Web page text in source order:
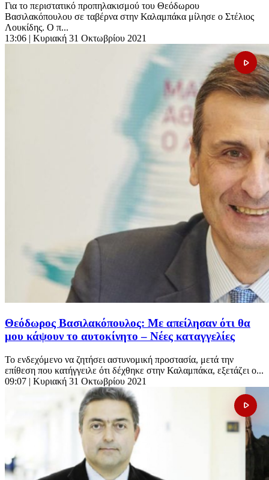
Για το περιστατικό προπηλακισμού του Θεόδωρου
Βασιλακόπουλου σε ταβέρνα στην Καλαμπάκα μίλησε ο Στέλιος
Λουκίδης. Ο π...
13:06 | Κυριακή 31 Οκτωβρίου 2021
Θεόδωρος Βασιλακόπουλος: Με απείλησαν ότι θα
μου κάψουν το αυτοκίνητο – Νέες καταγγελίες
Το ενδεχόμενο να ζητήσει αστυνομική προστασία, μετά την
επίθεση που κατήγγειλε ότι δέχθηκε στην Καλαμπάκα, εξετάζει ο...
09:07 | Κυριακή 31 Οκτωβρίου 2021